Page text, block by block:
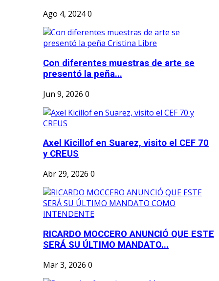
Ago 4, 20240
Con diferentes muestras de arte se
presentó la peña...
Jun 9, 2026 0
Axel Kicillof en Suarez, visito el CEF 70
y CREUS
Abr 29, 2026 0
RICARDO MOCCERO ANUNCIÓ QUE ESTE
SERÁ SU ÚLTIMO MANDATO...
Mar 3, 2026 0